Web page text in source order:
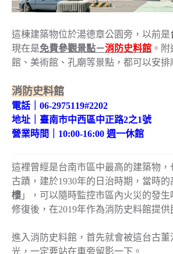
這棟建築物位於湯德章公園旁，以前是
現在是免費參觀景點－消防史料館 。
館、美術館、孔廟等景點，都可以安排
消防史料館
電話｜06-2975119#2202
地址｜臺南市中西區中正路2之1號
營業時間｜10:00-16:00 週一休館
這裡曾經是台南市區中最高的建築物，
古蹟，建於1930年的日治時期，當時的
樓 」，可以隨時監控市區內火災的發
修復後，在2019年作為消防史料館提供
進入消防史料館，首先就會被這台古董
光，一定要站在車旁留影一下。